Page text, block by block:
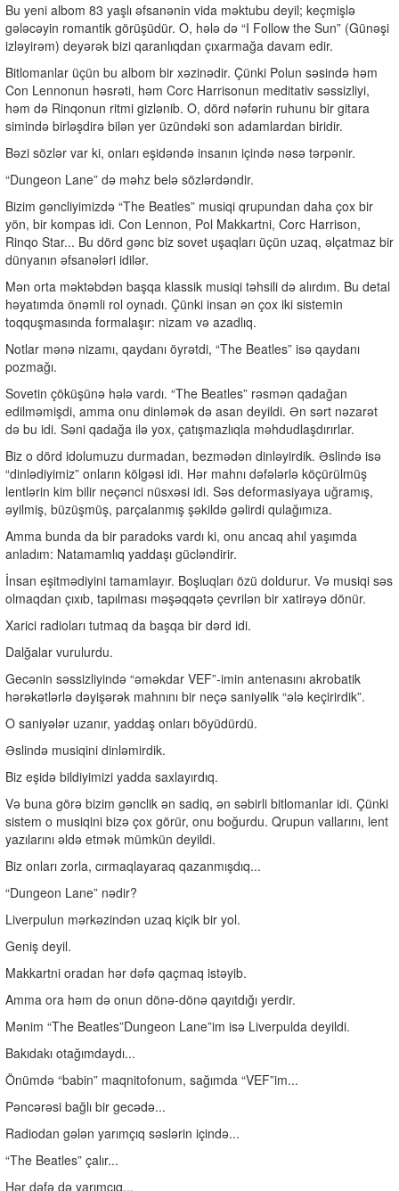
Bu yeni albom 83 yaşlı əfsanənin vida məktubu deyil; keçmişlə
gələcəyin romantik görüşüdür. O, hələ də “I Follow the Sun” (Günəşi
izləyirəm) deyərək bizi qaranlıqdan çıxarmağa davam edir.
Bitlomanlar üçün bu albom bir xəzinədir. Çünki Polun səsində həm
Con Lennonun həsrəti, həm Corc Harrisonun meditativ səssizliyi,
həm də Rinqonun ritmi gizlənib. O, dörd nəfərin ruhunu bir gitara
simində birləşdirə bilən yer üzündəki son adamlardan biridir.
Bəzi sözlər var ki, onları eşidəndə insanın içində nəsə tərpənir.
“Dungeon Lane” də məhz belə sözlərdəndir.
Bizim gəncliyimizdə “The Beatles” musiqi qrupundan daha çox bir
yön, bir kompas idi. Con Lennon, Pol Makkartni, Corc Harrison,
Rinqo Star... Bu dörd gənc biz sovet uşaqları üçün uzaq, əlçatmaz bir
dünyanın əfsanələri idilər.
Mən orta məktəbdən başqa klassik musiqi təhsili də alırdım. Bu detal
həyatımda önəmli rol oynadı. Çünki insan ən çox iki sistemin
toqquşmasında formalaşır: nizam və azadlıq.
Notlar mənə nizamı, qaydanı öyrətdi, “The Beatles” isə qaydanı
pozmağı.
Sovetin çöküşünə hələ vardı. “The Beatles” rəsmən qadağan
edilməmişdi, amma onu dinləmək də asan deyildi. Ən sərt nəzarət
də bu idi. Səni qadağa ilə yox, çatışmazlıqla məhdudlaşdırırlar.
Biz o dörd idolumuzu durmadan, bezmədən dinləyirdik. Əslində isə
“dinlədiyimiz” onların kölgəsi idi. Hər mahnı dəfələrlə köçürülmüş
lentlərin kim bilir neçənci nüsxəsi idi. Səs deformasiyaya uğramış,
əyilmiş, büzüşmüş, parçalanmış şəkildə gəlirdi qulağımıza.
Amma bunda da bir paradoks vardı ki, onu ancaq ahıl yaşımda
anladım: Natamamlıq yaddaşı gücləndirir.
İnsan eşitmədiyini tamamlayır. Boşluqları özü doldurur. Və musiqi səs
olmaqdan çıxıb, tapılması məşəqqətə çevrilən bir xatirəyə dönür.
Xarici radioları tutmaq da başqa bir dərd idi.
Dalğalar vurulurdu.
Gecənin səssizliyində “əməkdar VEF”-imin antenasını akrobatik
hərəkətlərlə dəyişərək mahnını bir neçə saniyəlik “ələ keçirirdik”.
O saniyələr uzanır, yaddaş onları böyüdürdü.
Əslində musiqini dinləmirdik.
Biz eşidə bildiyimizi yadda saxlayırdıq.
Və buna görə bizim gənclik ən sadiq, ən səbirli bitlomanlar idi. Çünki
sistem o musiqini bizə çox görür, onu boğurdu. Qrupun vallarını, lent
yazılarını əldə etmək mümkün deyildi.
Biz onları zorla, cırmaqlayaraq qazanmışdıq...
“Dungeon Lane” nədir?
Liverpulun mərkəzindən uzaq kiçik bir yol.
Geniş deyil.
Makkartni oradan hər dəfə qaçmaq istəyib.
Amma ora həm də onun dönə-dönə qayıtdığı yerdir.
Mənim “The Beatles”Dungeon Lane”im isə Liverpulda deyildi.
Bakıdakı otağımdaydı...
Önümdə “babin” maqnitofonum, sağımda “VEF”im...
Pəncərəsi bağlı bir gecədə...
Radiodan gələn yarımçıq səslərin içində...
“The Beatles” çalır...
Hər dəfə də yarımçıq...